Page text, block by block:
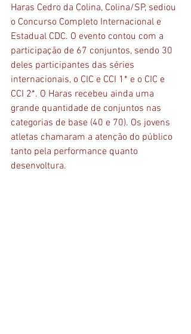
Haras Cedro da Colina, Colina/SP, sediou
o Concurso Completo Internacional e
Estadual CDC. O evento contou com a
participação de 67 conjuntos, sendo 30
deles participantes das séries
internacionais, o CIC e CCI 1* e o CIC e
CCI 2*. O Haras recebeu ainda uma
grande quantidade de conjuntos nas
categorias de base (40 e 70). Os jovens
atletas chamaram a atenção do público
tanto pela performance quanto
desenvoltura.